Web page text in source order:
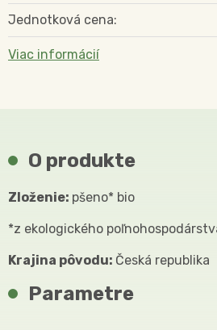
Jednotková cena:
Viac informácií
O produkte
Zloženie: pšeno* bio
*z ekologického
Krajina pôvodu: Česká republika
Parametre